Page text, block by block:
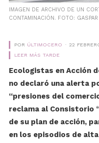
IMAGEN DE ARCHIVO DE UN
CONTAMINACIÓN. FOTO:
POR ÚLTIMOCERO
22
LEER MÁS TARDE
Ecologistas en Acción
no declaró una alerta
“presiones del
reclama al Consistorio
de su plan de acción,
en los episodios de